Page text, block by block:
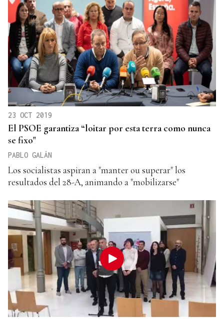
23 OCT 2019
El PSOE garantiza “loitar por esta terra como nunca
se fixo"
PABLO GALÁN
Los socialistas aspiran a "manter ou superar" los
resultados del 28-A, animando a "mobilizarse"